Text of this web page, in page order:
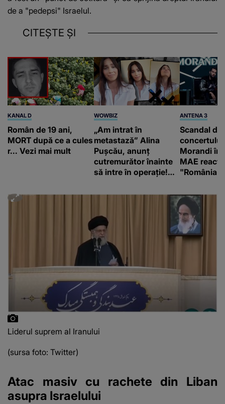
de a "pedepsi" Israelul.
CITEȘTE ȘI
KANAL D
Român de 19 ani,
MORT după ce a cules
r... Vezi mai mult
WOWBIZ
„Am intrat în
metastază” Alina
Pușcău, anunț
cutremurător înainte
să intre în operație!
mesaj emoționant
ANTENA 3
Scandal
Morandi în
MAE
"România
a Georgiei"
Liderul suprem al Iranului
(sursa foto: Twitter)
Atac masiv cu rachete din Liban
asupra Israelului